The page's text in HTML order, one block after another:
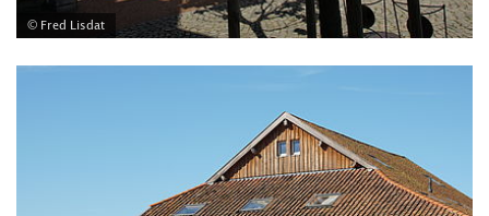
© Fred Lisdat